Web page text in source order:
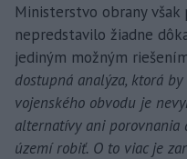
Ministerstvo obrany však
nepredstavilo žiadne
jediným možným
dostupná analýza, ktorá
vojenského obvodu je
alternatívy ani porovnania
území robiť. O to viac je